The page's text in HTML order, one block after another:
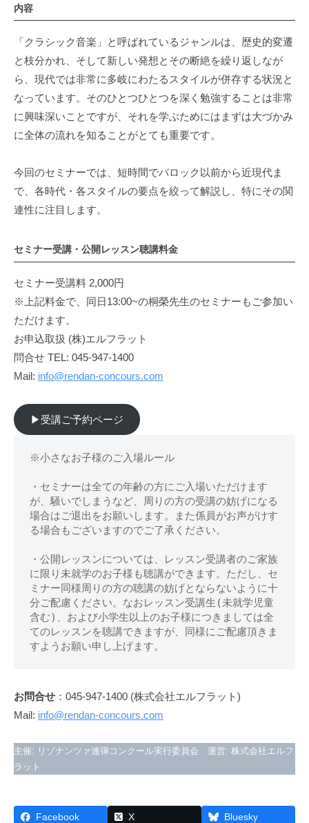
内容
「クラシック音楽」と呼ばれているジャンルは、歴史的変遷
と枝分かれ、そして新しい発想とその断絶を繰り返しなが
ら、現代では非常に多岐にわたるスタイルが併存する状況と
なっています。そのひとつひとつを深く勉強することは非常
に興味深いことですが、それを学ぶためにはまずは大づかみ
に全体の流れを知ることがとても重要です。
今回のセミナーでは、短時間でバロック以前から近現代ま
で、各時代・各スタイルの要点を絞って解説し、特にその関
連性に注目します。
セミナー受講・公開レッスン聴講料金
セミナー受講料 2,000円
※上記料金で、同日13:00~の桐榮先生のセミナーもご参加い
ただけます。
お申込取扱 (株)エルフラット
問合せ TEL: 045-947-1400
Mail: info@rendan-concours.com
▶︎受講ご予約ページ
※小さなお子様のご入場ルール
・セミナーは全ての年齢の方にご入場いただけます
が、騒いでしまうなど、周りの方の受講の妨げになる
場合はご退出をお願いします。また係員がお声がけす
る場合もございますのでご了承ください。
・公開レッスンについては、レッスン受講者のご家族
に限り未就学のお子様も聴講ができます。ただし、セ
ミナー同様周りの方の聴講の妨げとならないように十
分ご配慮ください。なおレッスン受講生(未就学児童
含む)、および小学生以上のお子様につきましては全
てのレッスンを聴講できますが、同様にご配慮頂きま
すようお願い申し上げます。
お問合せ ：045-947-1400 (株式会社エルフラット)
Mail: info@rendan-concours.com
主催: リゾナンツァ連弾コンクール実行委員会 運営: 株式会社エルフ
ラット
Facebook X Bluesky